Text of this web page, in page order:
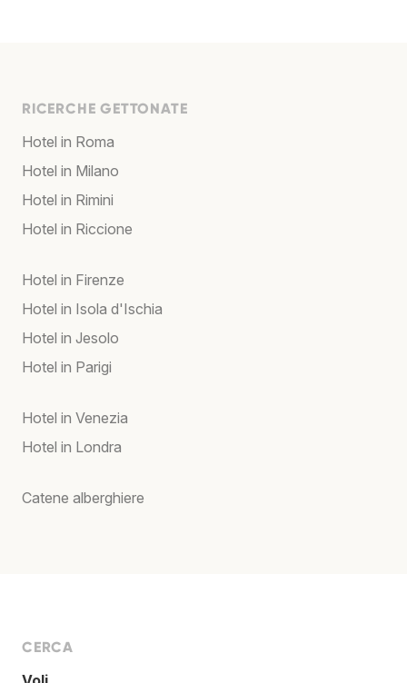
RICERCHE GETTONATE
Hotel in Roma
Hotel in Milano
Hotel in Rimini
Hotel in Riccione
Hotel in Firenze
Hotel in Isola d'Ischia
Hotel in Jesolo
Hotel in Parigi
Hotel in Venezia
Hotel in Londra
Catene alberghiere
CERCA